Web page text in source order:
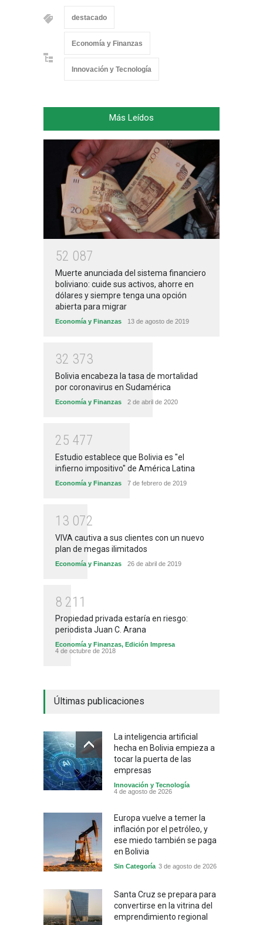
destacado
Economía y Finanzas
Innovación y Tecnología
Más Leídos
52 087
Muerte anunciada del sistema financiero
boliviano: cuide sus activos, ahorre en
dólares y siempre tenga una opción
abierta para migrar
Economía y Finanzas 13 de agosto de 2019
32 373
Bolivia encabeza la tasa de mortalidad
por coronavirus en Sudamérica
Economía y Finanzas 2 de abril de 2020
25 477
Estudio establece que Bolivia es "el
infierno impositivo" de América Latina
Economía y Finanzas 7 de febrero de 2019
1 3 072
VIVA cautiva a sus clientes con un nuevo
plan de megas ilimitados
Economía y Finanzas 26 de abril de 2019
8 21 1
Propiedad privada estaría en riesgo:
periodista Juan C. Arana
Economía y Finanzas, Edición Impresa
4 de octubre de 2018
Últimas publicaciones
La inteligencia artificial
hecha en Bolivia empieza a
tocar la puerta de las
empresas
Innovación y Tecnología
4 de agosto de 2026
Europa vuelve a temer la
inflación por el petróleo, y
ese miedo también se paga
en Bolivia
Sin Categoría 3 de agosto de 2026
Santa Cruz se prepara para
convertirse en la vitrina del
emprendimiento regional